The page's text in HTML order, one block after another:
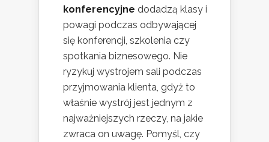
konferencyjne dodadzą klasy i
powagi podczas odbywającej
się konferencji, szkolenia czy
spotkania biznesowego. Nie
ryzykuj wystrojem sali podczas
przyjmowania klienta, gdyż to
właśnie wystrój jest jednym z
najważniejszych rzeczy, na jakie
zwraca on uwagę. Pomyśl, czy